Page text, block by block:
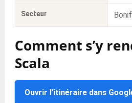
Secteur
Comment s’y
Scala
Ouvrir l’itinéraire dans